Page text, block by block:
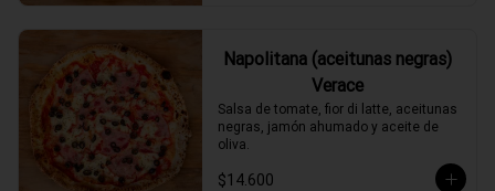
Napolitana (aceitunas negras)
Verace
Salsa de tomate, fior di latte, aceitunas
negras, jamón ahumado y aceite de
oliva.
$14.600